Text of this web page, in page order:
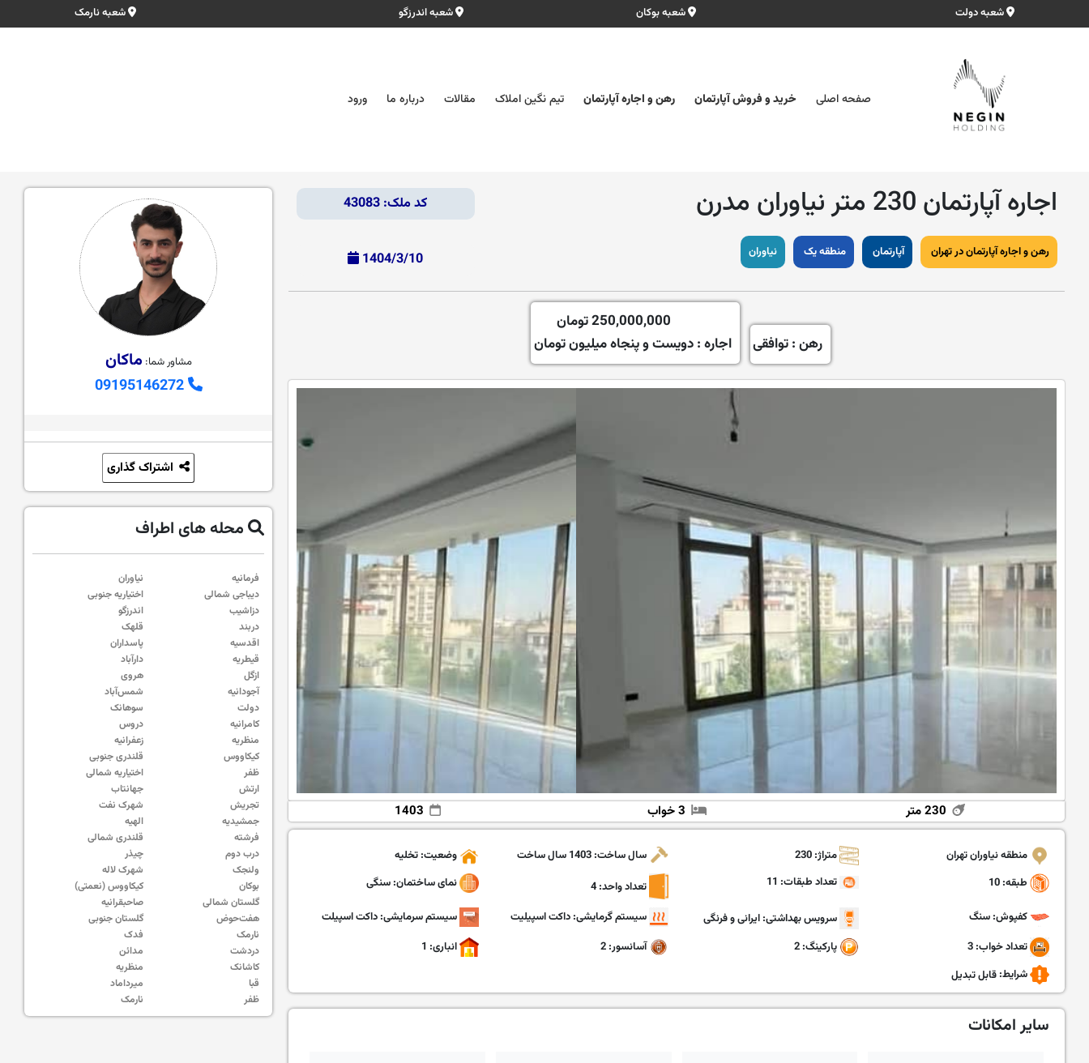
شعبه دولت شعبه بوکان شعبه اندرزگو شعبه نارمک
صفحه اصلی خرید و فروش آپارتمان رهن و اجاره آپارتمان تیم نگین املاک مقالات درباره ما ورود
اجاره آپارتمان 230 متر نیاوران مدرن کد ملک: 43083
رهن و اجاره آپارتمان در تهران آپارتمان منطقه یک نیاوران 1404/3/10
رهن : توافقی اجاره :
250,000,000 تومان
دویست و پنجاه میلیون تومان
230 متر 3 خواب 1403
منطقه نیاوران تهران متراژ: 230 سال ساخت: 1403 سال ساخت
وضعیت: تخلیه
طبقه: 10
تعداد طبقات: 11 تعداد واحد: 4 نمای ساختمان: سنگی
کفپوش: سنگ سرویس بهداشتی: ایرانی و فرنگی سیستم گرمایشی: داکت اسپیلیت
سیستم سرمایشی: داکت اسپیلت
تعداد خواب: 3
پارکینگ: 2 آسانسور: 2
انباری: 1
شرایط:قابل تبدیل
سایر امکانات
مشاور شما: ماکان
09195146272
محله های اطراف
فرمانیه
نیاوران
دیباجی شمالی
اختیاریه جنوبی
دزاشیب
اندرزگو
دربند
قلهک
اقدسیه
پاسداران
قیطریه
دارآباد
ازگل
هروی
آجودانیه
شمس‌آباد
دولت
سوهانک
کامرانیه
دروس
منظریه
زعفرانیه
کیکاووس
قلندری جنوبی
ظفر
اختیاریه شمالی
ارتش
جهانتاب
تجریش
شهرک نفت
جمشیدیه
الهیه
فرشته
قلندری شمالی
درب دوم
چیذر
ولنجک
شهرک لاله
بوکان
کیکاووس (نعمتی)
گلستان شمالی
صاحبقرانیه
هفت‌حوض
گلستان جنوبی
نارمک
فدک
دردشت
مدائن
کاشانک
منظریه
قبا
میرداماد
ظفر
نارمک